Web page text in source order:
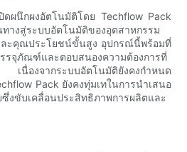
ดผนึกผงอัตโนมัติโดย Techflow Pack
างสู่ระบบอัตโนมัติของอุตสาหกรรม
ะคุณประโยชน์ขั้นสูง อุปกรณ์นี้พร้อมที่
รจุภัณฑ์และตอบสนองความต้องการที่
นื่องจากระบบอัตโนมัติยังคงกำหนด
Pack ยังคงทุ่มเทในการนำเสนอ
ขับเคลื่อนประสิทธิภาพการผลิตและ